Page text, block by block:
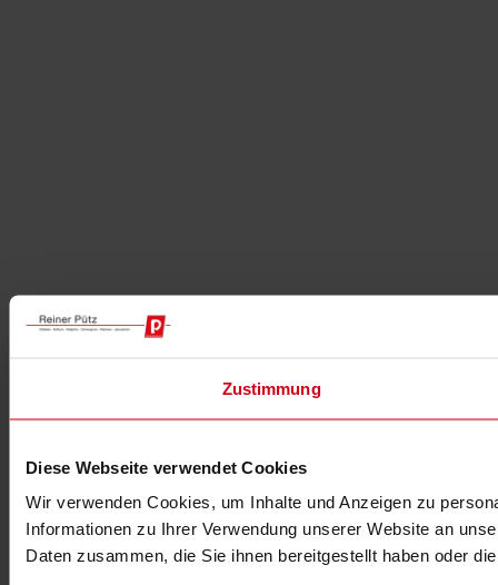
Zustimmung
Diese Webseite verwendet Cookies
Wir verwenden Cookies, um Inhalte und Anzeigen zu
Informationen zu Ihrer Verwendung unserer Website an
Daten zusammen, die Sie ihnen bereitgestellt haben oder